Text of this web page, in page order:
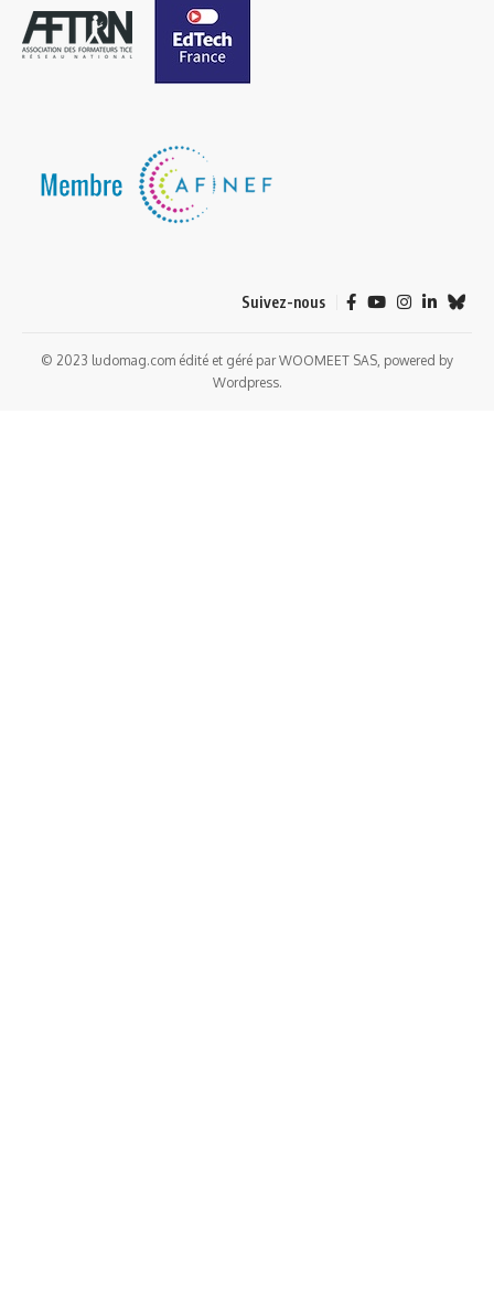
Suivez-nous
© 2023 ludomag.com édité et géré par WOOMEET SAS, powered by
Wordpress.